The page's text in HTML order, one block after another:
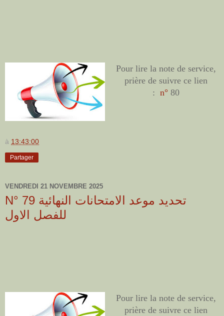
Pour lire la note de service,
prière de suivre ce lien
: n° 80
à 13:43:00
Partager
VENDREDI 21 NOVEMBRE 2025
N° 79 تحديد موعد الامتحانات النهائية
للفصل الاول
Pour lire la note de service,
prière de suivre ce lien